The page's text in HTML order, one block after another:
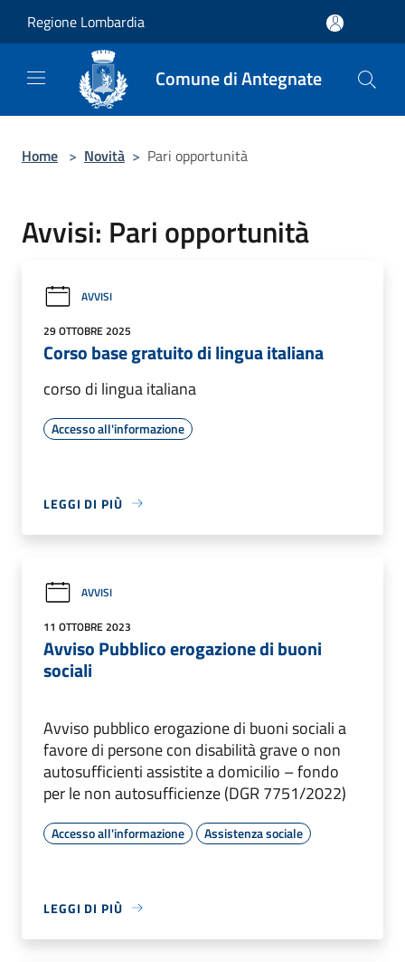
Regione Lombardia
Comune di Antegnate
Home > Novità > Pari opportunità
Avvisi: Pari opportunità
AVVISI
29 OTTOBRE 2025
Corso base gratuito di lingua italiana
corso di lingua italiana
Accesso all'informazione
LEGGI DI PIÙ
AVVISI
11 OTTOBRE 2023
Avviso Pubblico erogazione di buoni
sociali
Avviso pubblico erogazione di buoni sociali a
favore di persone con disabilità grave o non
autosufficienti assistite a domicilio – fondo
per le non autosufficienze (DGR 7751/2022)
Accesso all'informazione Assistenza sociale
LEGGI DI PIÙ